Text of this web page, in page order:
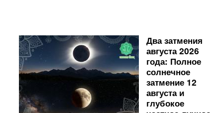
Два затмения
августа 2026
года: Полное
солнечное
затмение 12
августа и
глубокое